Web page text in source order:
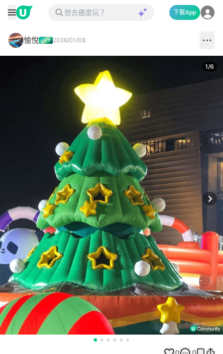
下載App
愉悅 2026/01/08
1/6